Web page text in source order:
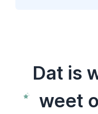
Dat is
weet